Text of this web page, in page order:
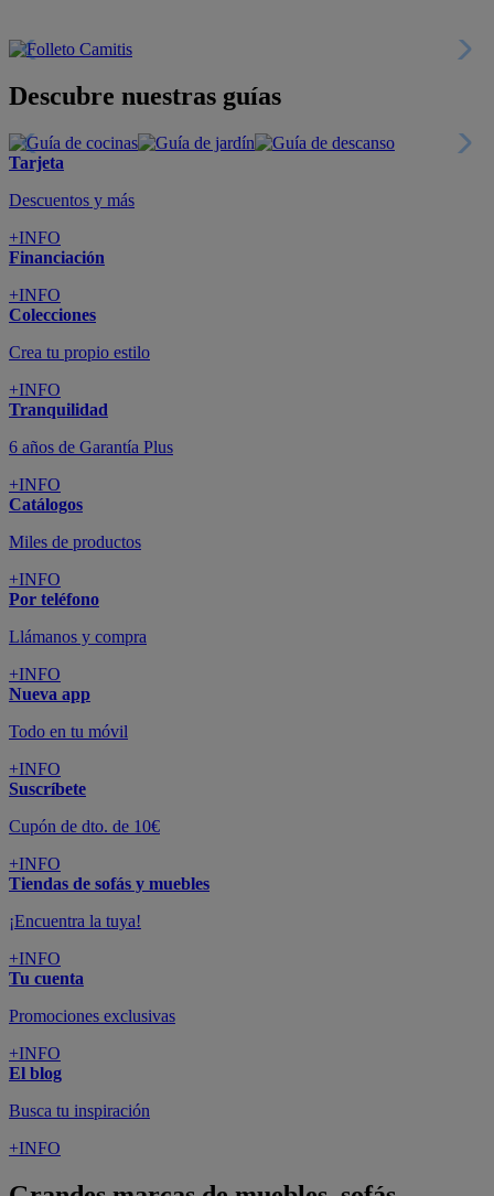
Descubre nuestras guías
Tarjeta
Descuentos y más
+INFO
Financiación
+INFO
Colecciones
Crea tu propio estilo
+INFO
Tranquilidad
6 años de Garantía Plus
+INFO
Catálogos
Miles de productos
+INFO
Por teléfono
Llámanos y compra
+INFO
Nueva app
Todo en tu móvil
+INFO
Suscríbete
Cupón de dto. de 10€
+INFO
Tiendas de sofás y muebles
¡Encuentra la tuya!
+INFO
Tu cuenta
Promociones exclusivas
+INFO
El blog
Busca tu inspiración
+INFO